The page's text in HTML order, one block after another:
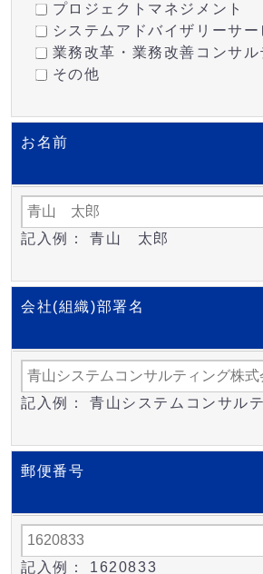
プロジェクトマネジメント
システムアドバイザリーサー
業務改革・業務改善コンサル
その他
お名前
記入例： 青山 太郎
会社(組織)部署名
記入例： 青山システムコンサル
郵便番号
記入例： 1620833